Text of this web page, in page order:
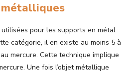
pour les supports en métal
catégorie, il en existe au moins 5 à
mercure. Cette technique implique
Une fois l’objet métallique